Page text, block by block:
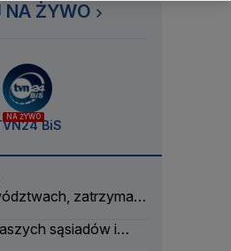
NA ŻYWO
NA ŻYWO
BiS
zatrzymali
sąsiadów i